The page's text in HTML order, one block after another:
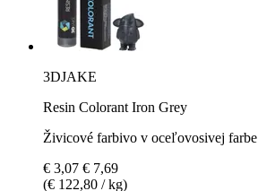
3DJAKE
Resin Colorant Iron Grey
Živicové farbivo v oceľovosivej farbe
€ 3,07 € 7,69
(€ 122,80 / kg)